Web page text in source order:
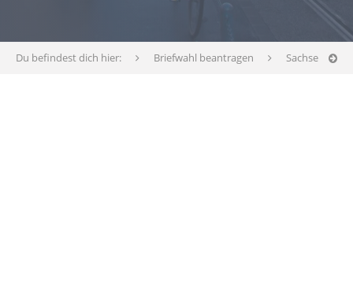
Du befindest dich hier: Briefwahl beantragen Sachsen